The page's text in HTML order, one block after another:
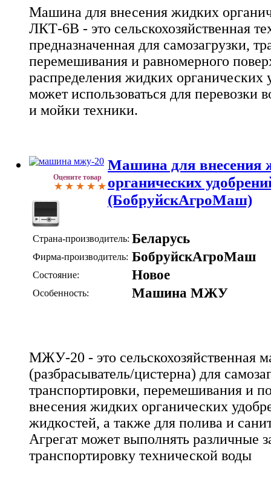
Машина для внесения жидких
ЛКТ-6В - это сельскохозяйственная
предназначенная для самозагрузки,
перемешивания и равномерного
распределения жидких органических
может использоваться для перевозки
и мойки техники.
Оцените товар
Машина для внесения
органических
(БобруйскАгроМаш)
Страна-производитель: Беларусь
Фирма-производитель: БобруйскАгроМаш
Состояние: Новое
Особенность: Машина МЖУ
МЖУ-20 - это сельскохозяйственная
(разбрасыватель/цистерна) для
транспортировки, перемешивания и
внесения жидких органических
жидкостей, а также для полива и
Агрегат может выполнять различные
транспортировку технической воды